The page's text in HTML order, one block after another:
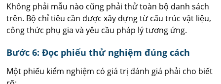
Không phải mẫu nào cũng phải thử toàn bộ danh sách
trên. Bộ chỉ tiêu cần được xây dựng từ cấu trúc vật liệu,
công thức phụ gia và yêu cầu pháp lý tương ứng.
Bước 6: Đọc phiếu thử nghiệm đúng cách
Một phiếu kiểm nghiệm có giá trị đánh giá phải cho biết